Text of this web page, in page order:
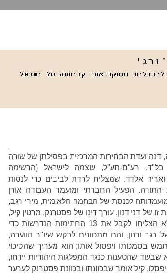
ועדת הבחירות המרכזית בפסילתן של שורה
רע"ם-תע"ל, עוצמה לישראל (הרשימה
אלדד, שמצליח לרדת לביבים כדי לנסות
הפעיל החברתי ומועמד העבודה אורן
לכנסת של הבהמה הלאומית, מירי רגב,
של דני דנון. עורך דינו של פסטרנק, מרטין קיל,
אמר לי בשיחת טלפון שהם לא הצליחו לקבל את 13 החתימות הנדרשות כדי
ודנון, והם מתכוונים לבקש שיו"ר הוועדה,
בסמכותו ויפסול אותו; הוא מעריך שהסיכוי
שהטענות כנגד המפלגות היהודיות יידחו,
קיל אומר שבכוונתו ובכוונת פסטרנק לערער